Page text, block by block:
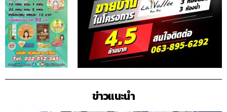
ข่าวแนะนำ